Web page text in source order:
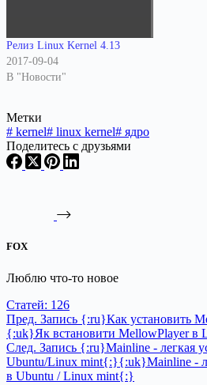
Релиз Linux Kernel 4.13
2017-09-04
В "Новости"
Метки
# kernel# linux kernel# ядро
Поделитесь с друзьями
FOX
Люблю что-то новое
Статей: 126
Пред. Запись {:ru}Как установить
{:uk}Як встановити MellowPlayer в
След. Запись {:ru}Mainline - легкая
Ubuntu/Linux mint{:}{:uk}Mainline -
в Ubuntu / Linux mint{:}